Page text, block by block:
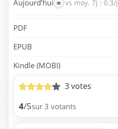
Aujourd’hui = vs moy. 7j : 0.3/j
PDF
EPUB
Kindle (MOBI)
3 votes
4/5sur 3 votants